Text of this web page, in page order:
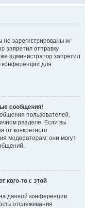
зарегистрированы и/
запретил отправку
администратор запретил
конференции для
сообщения!
пользователей,
разделе. Если вы
от конкретного
модераторам; они могут
кого-то с этой
данной конференции
отслеживания